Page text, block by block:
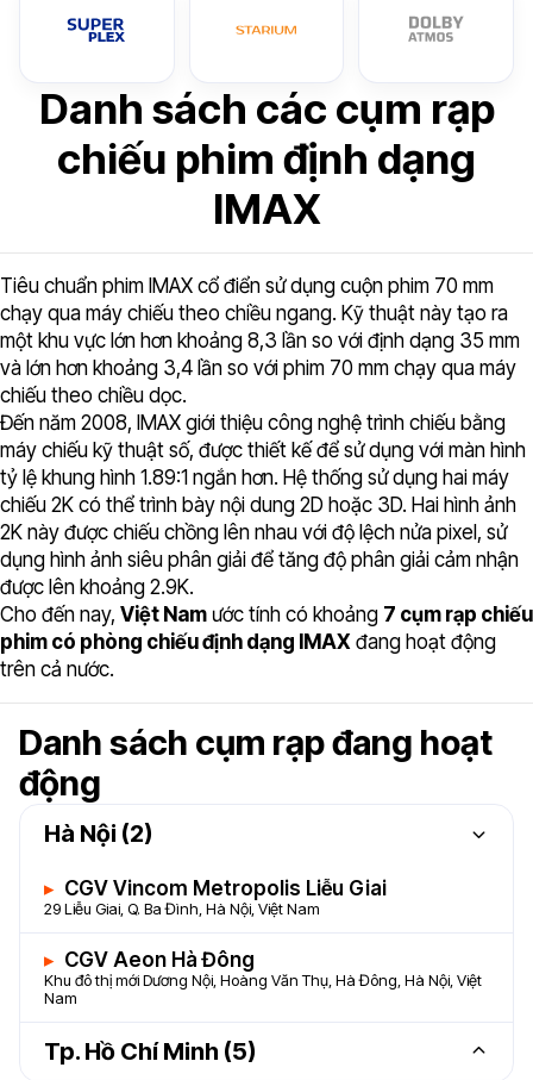
Danh sách các cụm rạp
chiếu phim định dạng
IMAX
Tiêu chuẩn phim IMAX cổ điển sử dụng cuộn phim 70 mm
chạy qua máy chiếu theo chiều ngang. Kỹ thuật này tạo ra
một khu vực lớn hơn khoảng 8,3 lần so với định dạng 35 mm
và lớn hơn khoảng 3,4 lần so với phim 70 mm chạy qua máy
chiếu theo chiều dọc.
Đến năm 2008, IMAX giới thiệu công nghệ trình chiếu bằng
máy chiếu kỹ thuật số, được thiết kế để sử dụng với màn hình
tỷ lệ khung hình 1.89:1 ngắn hơn. Hệ thống sử dụng hai máy
chiếu 2K có thể trình bày nội dung 2D hoặc 3D. Hai hình ảnh
2K này được chiếu chồng lên nhau với độ lệch nửa pixel, sử
dụng hình ảnh siêu phân giải để tăng độ phân giải cảm nhận
được lên khoảng 2.9K.
Cho đến nay, Việt Nam ước tính có khoảng 7 cụm rạp chiếu
phim có phòng chiếu định dạng IMAX đang hoạt động
trên cả nước.
Danh sách cụm rạp đang hoạt
động
Hà Nội (2)
CGV Vincom Metropolis Liễu Giai
29 Liễu Giai, Q. Ba Đình, Hà Nội, Việt Nam
CGV Aeon Hà Đông
Khu đô thị mới Dương Nội, Hoàng Văn Thụ, Hà Đông, Hà Nội, Việt
Nam
Tp. Hồ Chí Minh (5)